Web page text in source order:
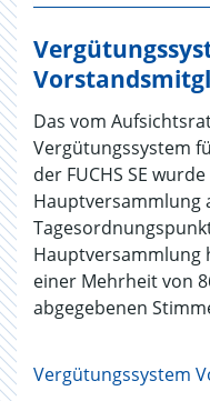
Das vom
Vergütungssystem
der FUCHS SE
Hauptversammlung
Hauptversammlung
einer Mehrheit von
abgegebenen
Vergütungssystem